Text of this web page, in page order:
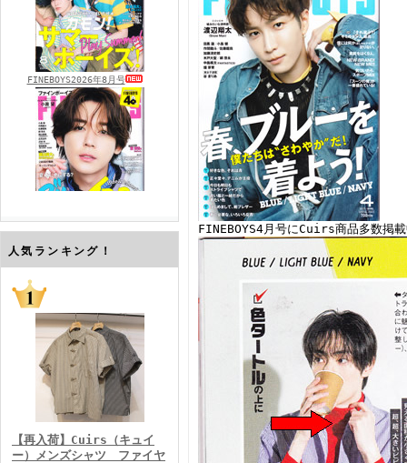
FINEBOYS2026年8月号
FINEBOYS2026年7月号
FINEBOYS2026年6月号
人気ランキング！
【再入荷】Cuirs（キュイ
ー）メンズシャツ ファイヤ
FINEBOYS4月号にCuirs商品多数掲